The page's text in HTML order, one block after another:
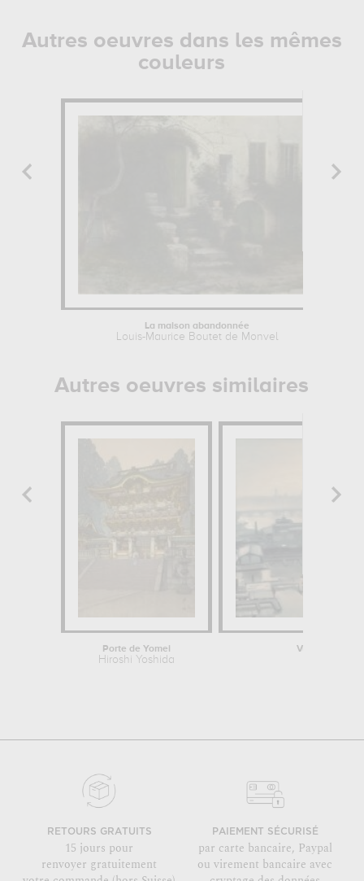
Autres oeuvres dans les mêmes
couleurs
La maison abandonnée
Louis-Maurice Boutet de Monvel
Autres oeuvres similaires
Porte de Yomei
Hiroshi Yoshida
Vue de
RETOURS GRATUITS
15 jours pour
renvoyer gratuitement
PAIEMENT SÉCURISÉ
par carte bancaire, Paypal
ou virement bancaire avec